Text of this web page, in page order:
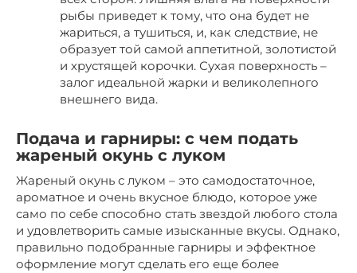
рыбы приведет к тому, что она будет не
жариться, а тушиться, и, как следствие, не
образует той самой аппетитной, золотистой
и хрустящей корочки. Сухая поверхность –
залог идеальной жарки и великолепного
внешнего вида.
Подача и гарниры: с чем подать
жареный окунь с луком
Жареный окунь с луком – это самодостаточное,
ароматное и очень вкусное блюдо, которое уже
само по себе способно стать звездой любого стола
и удовлетворить самые изысканные вкусы. Однако,
правильно подобранные гарниры и эффектное
оформление могут сделать его еще более